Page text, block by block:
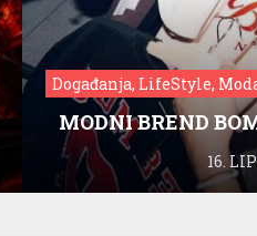
Događanja, LifeStyle,
MODNI BREND
16.